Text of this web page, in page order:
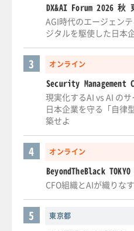
DX&AI Forum 2026 秋
AGI時代のエージェン
ジタルを駆使した日本
オンライン
3
Security Management
現実化するAI vs AI の
日本企業を守る「自律
築せよ
オンライン
4
BeyondTheBlack
CFO組織とAIが織りな
東京都
5